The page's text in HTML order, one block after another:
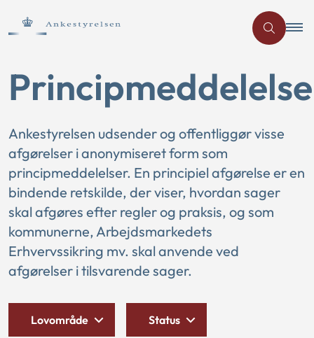
Ankestyrelsen udsender og offentliggør visse
afgørelser i anonymiseret form som
principmeddelelser. En principiel afgørelse er en
bindende retskilde, der viser, hvordan sager
skal afgøres efter regler og praksis, og som
kommunerne, Arbejdsmarkedets
Erhvervssikring mv. skal anvende ved
afgørelser i tilsvarende sager.
Lovområde Status